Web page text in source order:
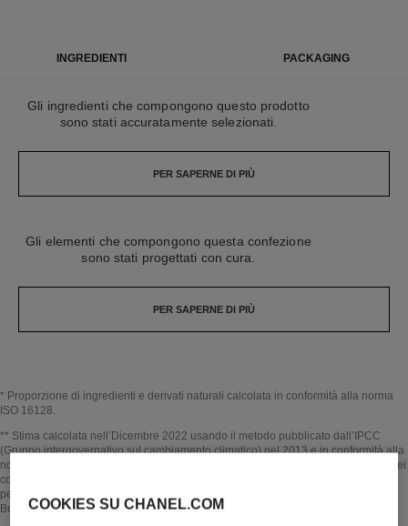
INGREDIENTI PACKAGING
Gli ingredienti che compongono questo prodotto
sono stati accuratamente selezionati.
PER SAPERNE DI PIÙ
Gli elementi che compongono questa confezione
sono stati progettati con cura.
PER SAPERNE DI PIÙ
* Proporzione di ingredienti e derivati naturali calcolata in conformità alla norma
ISO 16128.
Tornare al video↩
** Stima calcolata nell’Dicembre 2022 usando il metodo pubblicato dall’IPCC
(Gruppo intergovernativo sul cambiamento climatico) nel 2013 e in conformità alla
norma ISO 14067. Ambito di analisi: fabbricazione degli ingredienti cosmetici e dei
componenti dell'imballaggio, produzione, distribuzione, utilizzo del prodotto (se
pertinente al prodotto) e fine vita dell'imballaggio. Metodologia verificata da
Bureau Veritas.
COOKIES SU CHANEL.COM